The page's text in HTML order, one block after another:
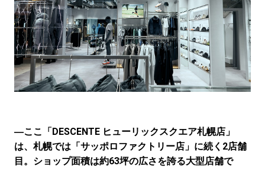
―ここ「DESCENTE ヒューリックスクエア札幌店」
は、札幌では「サッポロファクトリー店」に続く2店舗
目。ショップ面積は約63坪の広さを誇る大型店舗で